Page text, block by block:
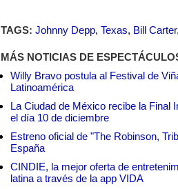
TAGS: Johnny Depp, Texas, Bill Carter
MÁS NOTICIAS DE
Willy Bravo postula al Festival de
Latinoamérica
La Ciudad de México recibe la Final
el día 10 de diciembre
Estreno oficial de "The Robinson,
España
CINDIE, la mejor oferta de
latina a través de la app VIDA